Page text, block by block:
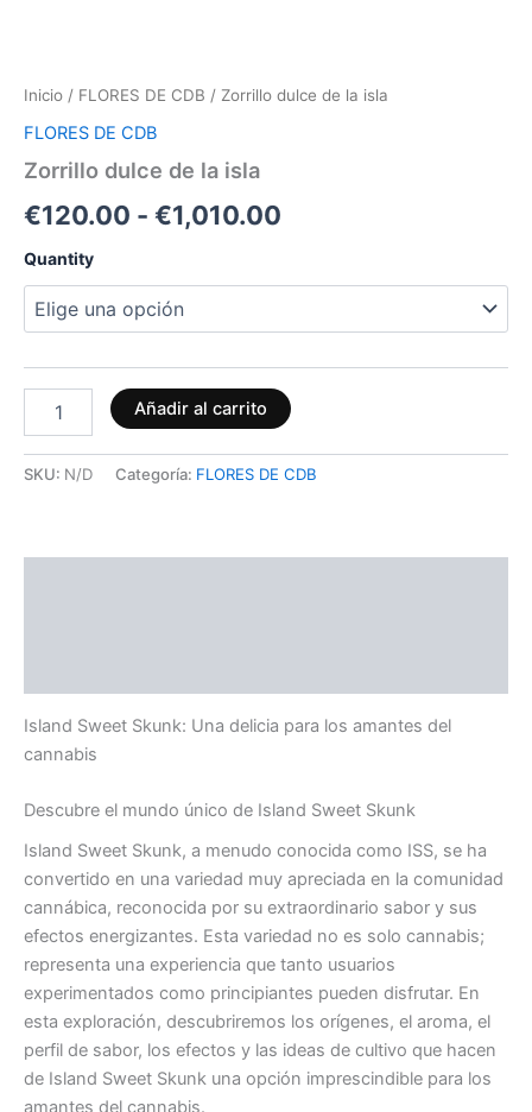
Inicio / FLORES DE CDB / Zorrillo dulce de la isla
FLORES DE CDB
Zorrillo dulce de la isla
€120.00 - €1,010.00
Quantity
Añadir al carrito
SKU: N/D Categoría: FLORES DE CDB
Island Sweet Skunk: Una delicia para los amantes del
cannabis
Descubre el mundo único de Island Sweet Skunk
Island Sweet Skunk, a menudo conocida como ISS, se ha
convertido en una variedad muy apreciada en la comunidad
cannábica, reconocida por su extraordinario sabor y sus
efectos energizantes. Esta variedad no es solo cannabis;
representa una experiencia que tanto usuarios
experimentados como principiantes pueden disfrutar. En
esta exploración, descubriremos los orígenes, el aroma, el
perfil de sabor, los efectos y las ideas de cultivo que hacen
de Island Sweet Skunk una opción imprescindible para los